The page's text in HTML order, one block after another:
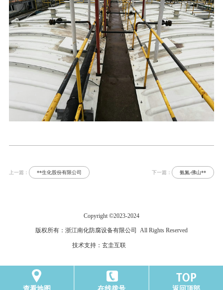
上一篇： **生化股份有限公司 下一篇： 氨氮-佛山**
Copyright ©2023-2024
版权所有： 浙江南化防腐设备有限公司 All Rights Reserved
技术支持：玄圭互联
查看地图 在线拨号 返回顶部